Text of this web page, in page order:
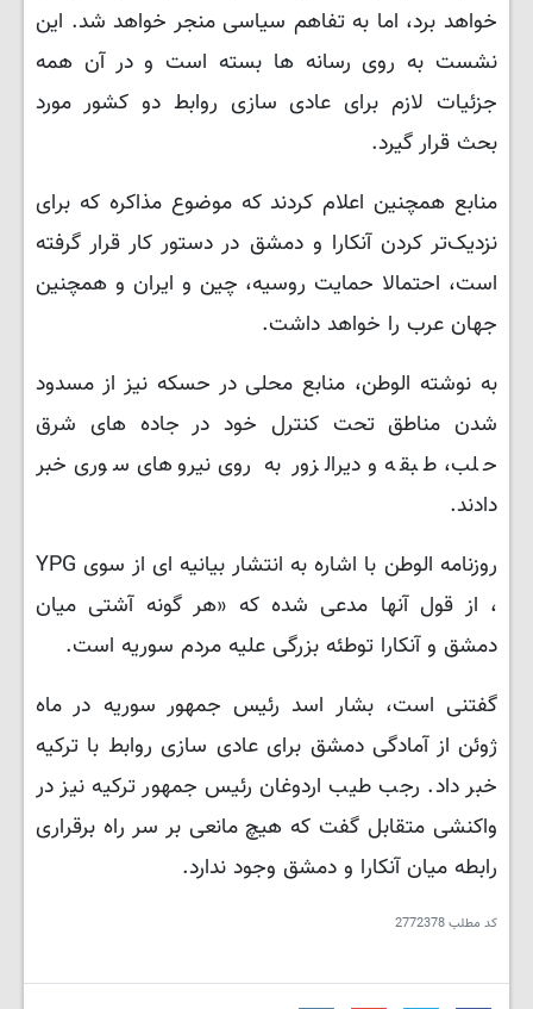
خواهد برد، اما به تفاهم سیاسی منجر خواهد شد. این
نشست به روی رسانه ها بسته است و در آن همه
جزئیات لازم برای عادی سازی روابط دو کشور مورد
بحث قرار گیرد.
منابع همچنین اعلام کردند که موضوع مذاکره که برای
نزدیک‌تر کردن آنکارا و دمشق در دستور کار قرار گرفته
است، احتمالا حمایت روسیه، چین و ایران و همچنین
جهان عرب را خواهد داشت.
به نوشته الوطن، منابع محلی در حسکه نیز از مسدود
شدن مناطق تحت کنترل خود در جاده های شرق
حلب، طبقه و دیرالزور به روی نیروهای سوری خبر
دادند.
روزنامه الوطن با اشاره به انتشار بیانیه ای از سوی YPG
، از قول آنها مدعی شده که «هر گونه آشتی میان
دمشق و آنکارا توطئه بزرگی علیه مردم سوریه است.
گفتنی است، بشار اسد رئیس جمهور سوریه در ماه
ژوئن از آمادگی دمشق برای عادی سازی روابط با ترکیه
خبر داد. رجب طیب اردوغان رئیس جمهور ترکیه نیز در
واکنشی متقابل گفت که هیچ مانعی بر سر راه برقراری
رابطه میان آنکارا و دمشق وجود ندارد.
کد مطلب2772378